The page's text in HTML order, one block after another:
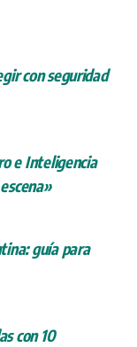
con seguridad
e Inteligencia
guía para
con 10